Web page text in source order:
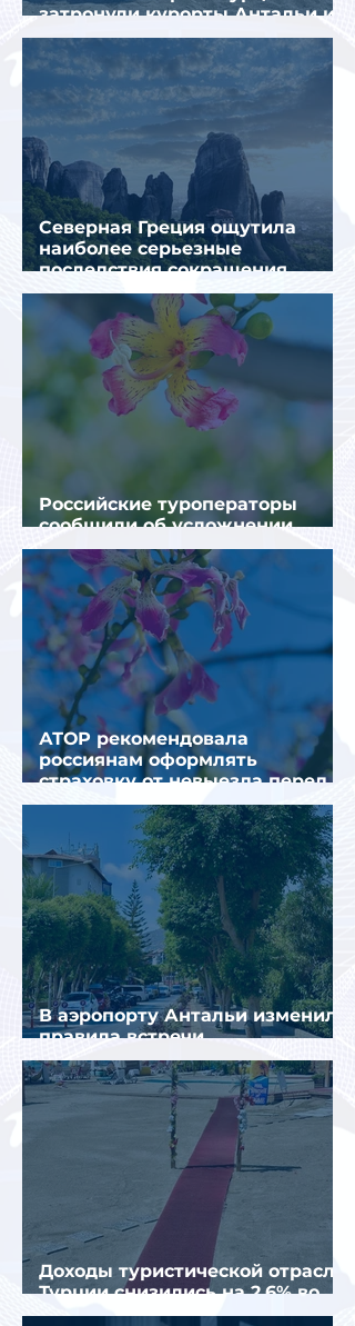
затронули курорты Антальи и
Муглы
Северная Греция ощутила
наиболее серьезные
последствия сокращения
турпотока из России
Российские туроператоры
сообщили об усложнении
получения виз в Грецию
АТОР рекомендовала
россиянам оформлять
страховку от невыезда перед
поездкой в Грецию
В аэропорту Антальи изменили
правила встречи
организованных туристов
Доходы туристической отрасли
Турции снизились на 2,6% во
втором квартале 2026 года